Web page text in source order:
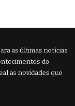
as últimas notícias
do
as novidades que